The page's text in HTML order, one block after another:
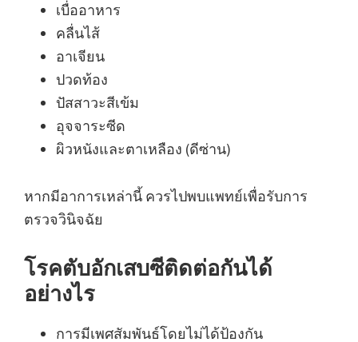
เบื่ออาหาร
คลื่นไส้
อาเจียน
ปวดท้อง
ปัสสาวะสีเข้ม
อุจจาระซีด
ผิวหนังและตาเหลือง (ดีซ่าน)
หากมีอาการเหล่านี้ ควรไปพบแพทย์เพื่อรับการ
ตรวจวินิจฉัย
โรคตับอักเสบซีติดต่อกันได้
อย่างไร
การมีเพศสัมพันธ์โดยไม่ได้ป้องกัน